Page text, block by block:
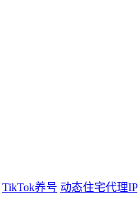
TikTok养号 动态住宅代理IP